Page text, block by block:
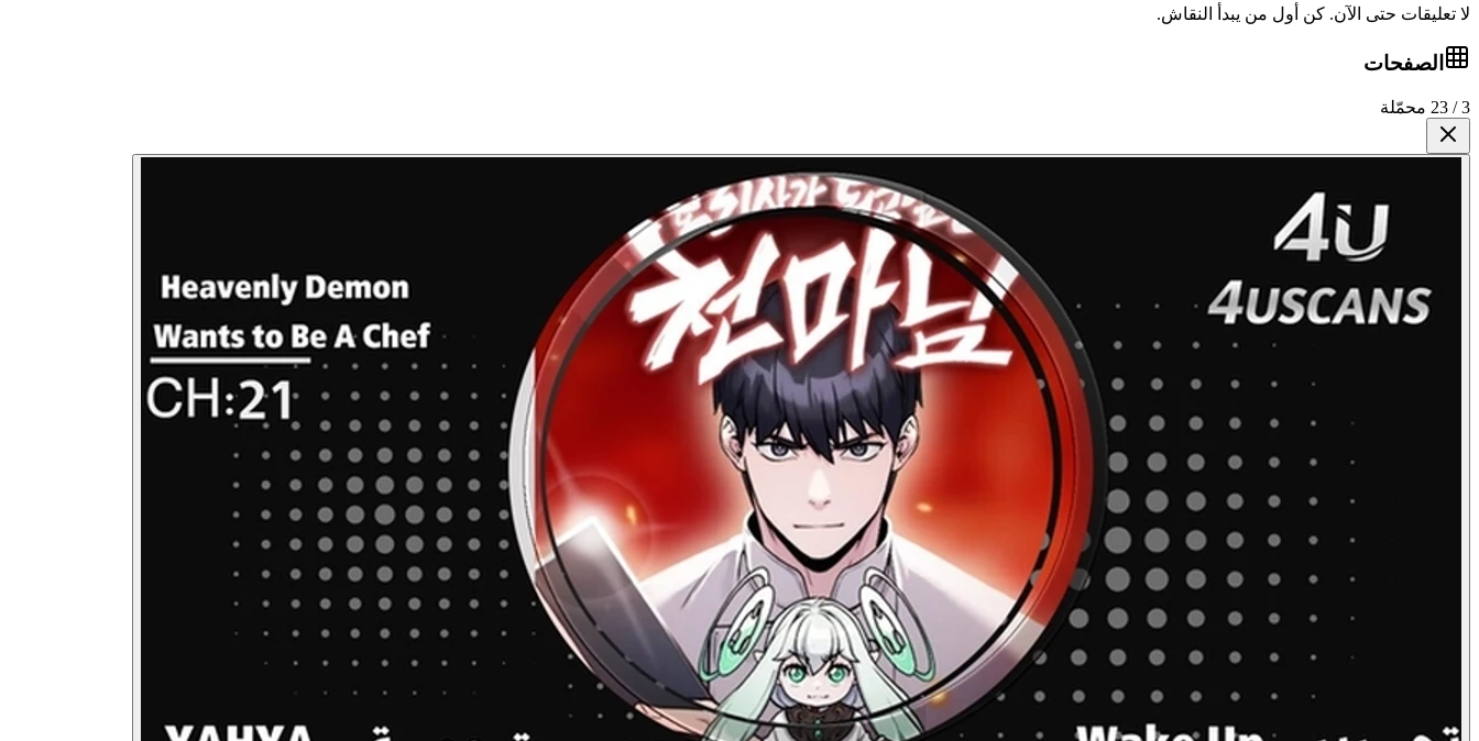
لا تعليقات حتى الآن. كن أول من يبدأ النقاش.
الصفحات
3 / 23 محمّلة